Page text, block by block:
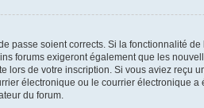
passe soient corrects. Si la fonctionnalité
forums exigeront également que les
lors de votre inscription. Si vous aviez
électronique ou le courrier électronique
du forum.